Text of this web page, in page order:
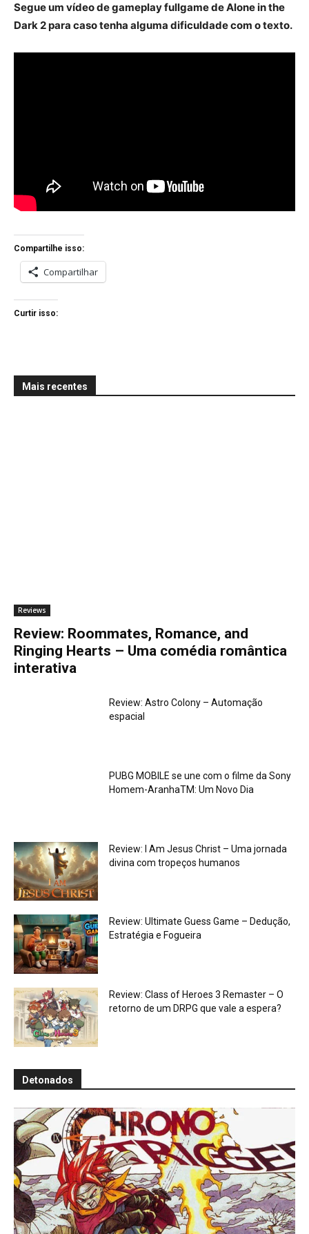
Segue um vídeo de gameplay fullgame de Alone in the
Dark 2 para caso tenha alguma dificuldade com o texto.
Compartilhe isso:
Compartilhar
Curtir isso:
Mais recentes
Reviews
Review: Roommates, Romance, and
Ringing Hearts – Uma comédia romântica
interativa
Review: Astro Colony – Automação
espacial
PUBG MOBILE se une com o filme da Sony
Homem-AranhaTM: Um Novo Dia
Review: I Am Jesus Christ – Uma jornada
divina com tropeços humanos
Review: Ultimate Guess Game – Dedução,
Estratégia e Fogueira
Review: Class of Heroes 3 Remaster – O
retorno de um DRPG que vale a espera?
Detonados